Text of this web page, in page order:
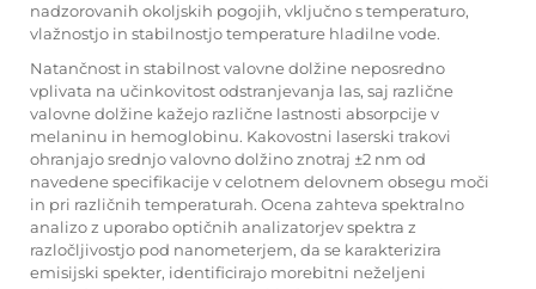
nadzorovanih okoljskih pogojih, vključno s temperaturo,
vlažnostjo in stabilnostjo temperature hladilne vode.
Natančnost in stabilnost valovne dolžine neposredno
vplivata na učinkovitost odstranjevanja las, saj različne
valovne dolžine kažejo različne lastnosti absorpcije v
melaninu in hemoglobinu. Kakovostni laserski trakovi
ohranjajo srednjo valovno dolžino znotraj ±2 nm od
navedene specifikacije v celotnem delovnem obsegu moči
in pri različnih temperaturah. Ocena zahteva spektralno
analizo z uporabo optičnih analizatorjev spektra z
razločljivostjo pod nanometerjem, da se karakterizira
emisijski spekter, identificirajo morebitni neželjeni